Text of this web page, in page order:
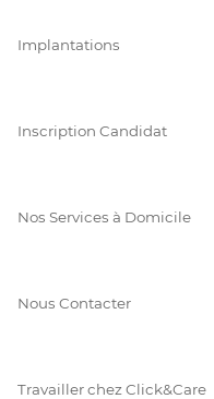
Implantations
Inscription Candidat
Nos Services à Domicile
Nous Contacter
Travailler chez Click&Care